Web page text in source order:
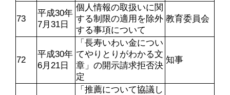
73
平成30年
7月31日
個人情報の取扱いに関
する制限の適用を除外
する事項について
教育委員会
72
平成30年
6月21日
「長寿いわい金につい
てやりとりがわかる文
章」の開示請求拒否決
定
知事
「推薦について協議し